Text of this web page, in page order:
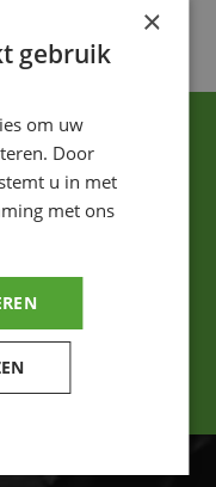
×
gebruik
om uw
Door
u in met
met ons